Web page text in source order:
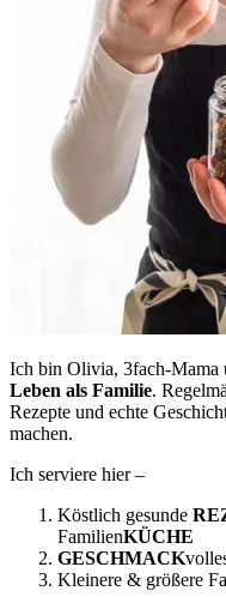
Ich bin Olivia, 3fach-Mama
Leben als Familie.
Rezepte und echte
machen.
Ich serviere hier –
Köstlich gesunde
FamilienKÜCHE
GESCHMACK
Kleinere & größere